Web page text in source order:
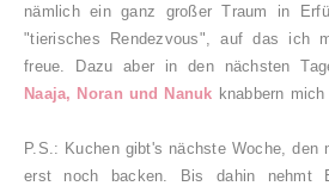
nämlich ein ganz großer Traum in
"tierisches Rendezvous", auf das ich
freue. Dazu aber in den nächsten
Naaja, Noran und Nanuk knabbern
P.S.: Kuchen gibt's nächste Woche, den
erst noch backen. Bis dahin nehmt